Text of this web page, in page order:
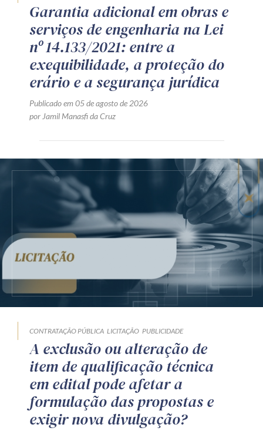
Garantia adicional em obras e
serviços de engenharia na Lei
nº 14.133/2021: entre a
exequibilidade, a proteção do
erário e a segurança jurídica
Publicado em 05 de agosto de 2026
por Jamil Manasfi da Cruz
CONTRATAÇÃO PÚBLICA LICITAÇÃO PUBLICIDADE
A exclusão ou alteração de
item de qualificação técnica
em edital pode afetar a
formulação das propostas e
exigir nova divulgação?